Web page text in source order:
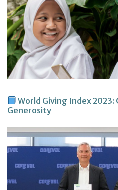
World Giving Index 2023:
Generosity